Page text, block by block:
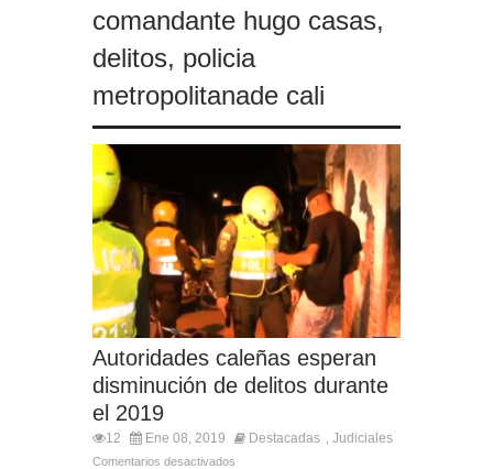
Frustran atentado con bus bomba que iba dirigido contra Cali durante la
comandante hugo casas,
delitos, policia
metropolitanade cali
Autoridades caleñas esperan
disminución de delitos durante
el 2019
12 Ene 08, 2019 Destacadas Judiciales
Comentarios desactivados